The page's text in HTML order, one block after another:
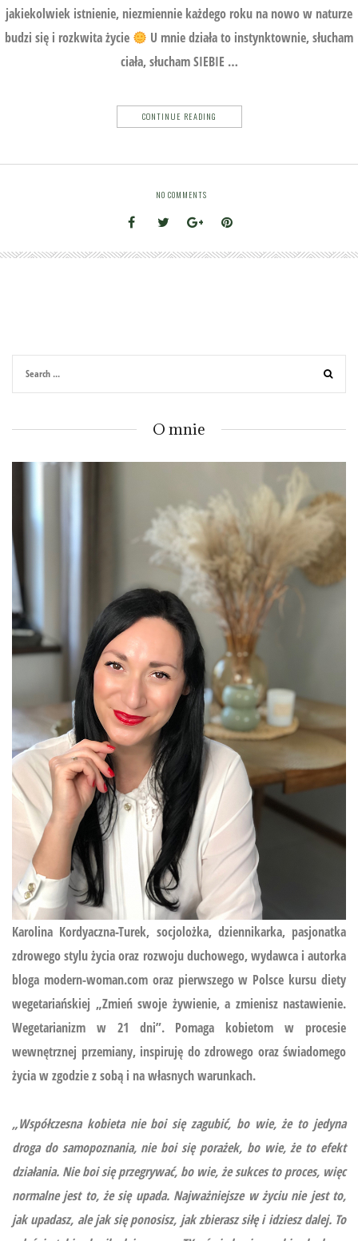
jakiekolwiek istnienie, niezmiennie każdego roku na nowo w naturze
budzi się i rozkwita życie
U mnie działa to instynktownie, słucham
ciała, słucham SIEBIE …
CONTINUE READING
NO COMMENTS
O mnie
Karolina Kordyaczna-Turek, socjolożka, dziennikarka, pasjonatka
zdrowego stylu życia oraz rozwoju duchowego, wydawca i autorka
bloga modern-woman.com oraz pierwszego w Polsce kursu diety
wegetariańskiej „Zmień swoje żywienie, a zmienisz nastawienie.
Wegetarianizm w 21 dni”.Pomaga kobietom w procesie
wewnętrznej przemiany, inspiruję do zdrowego oraz świadomego
życia w zgodzie z sobą i na własnych warunkach.
„Współczesna kobieta nie boi się zagubić, bo wie, że to jedyna
droga do samopoznania, nie boi się porażek, bo wie, że to efekt
działania. Nie boi się przegrywać, bo wie, że sukces to proces, więc
normalne jest to, że się upada. Najważniejsze w życiu nie jest to,
jak upadasz, ale jak się ponosisz, jak zbierasz siłę i idziesz dalej. To